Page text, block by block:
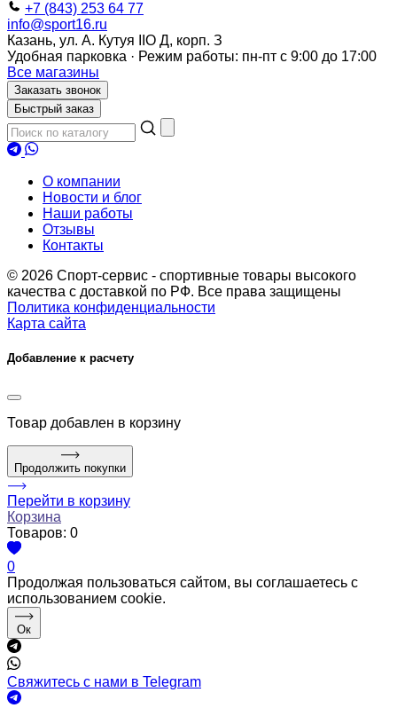
+7 (843) 253 64 77
info@sport16.ru
Казань, ул. А. Кутуя IIO Д, корп. З
Удобная парковка · Режим работы: пн-пт с 9:00 до 17:00
Все магазины
Заказать звонок
Быстрый заказ
О компании
Новости и блог
Наши работы
Отзывы
Контакты
© 2026 Спорт-сервис - спортивные товары высокого
качества с доставкой по РФ. Все права защищены
Политика конфиденциальности
Карта сайта
Добавление к расчету
Товар добавлен в корзину
Продолжить покупки
Перейти в корзину
Корзина
Товаров: 0
0
Продолжая пользоваться сайтом, вы соглашаетесь с
использованием cookie.
Ок
Свяжитесь с нами в Telegram